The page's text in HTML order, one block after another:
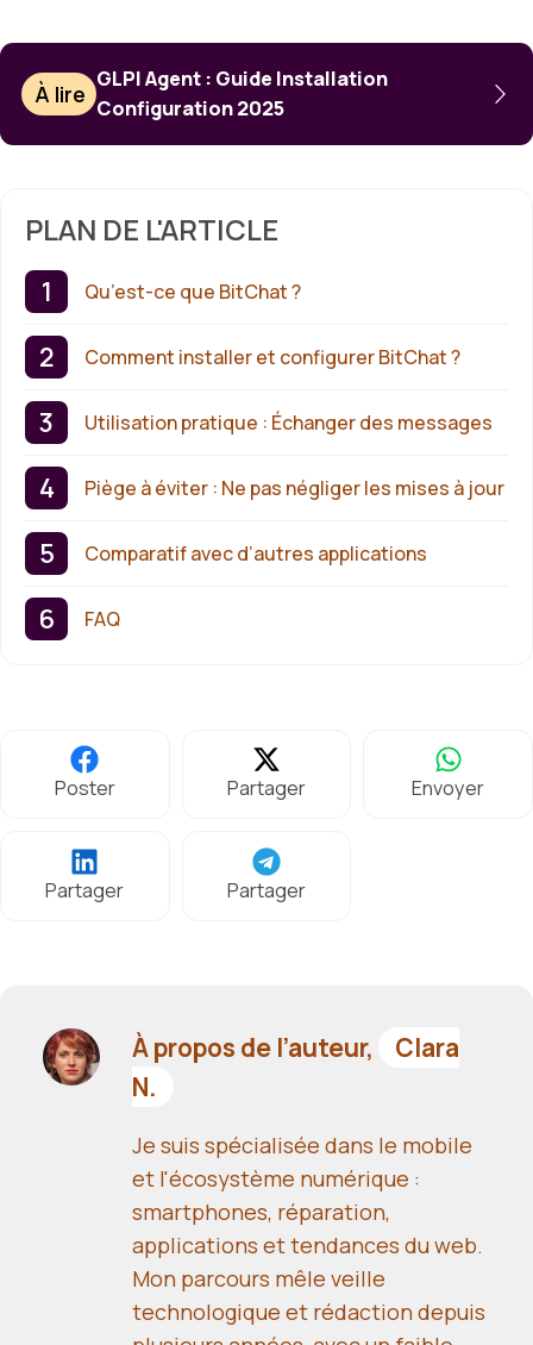
À lire
GLPI Agent : Guide Installation
Configuration 2025
PLAN DE L'ARTICLE
Qu’est-ce que BitChat ?
Comment installer et configurer BitChat ?
Utilisation pratique : Échanger des messages
Piège à éviter : Ne pas négliger les mises à jour
Comparatif avec d’autres applications
FAQ
Poster Partager Envoyer
Partager Partager
À propos de l’auteur,
Clara
N.
Je suis spécialisée dans le mobile
et l'écosystème numérique :
smartphones, réparation,
applications et tendances du web.
Mon parcours mêle veille
technologique et rédaction depuis